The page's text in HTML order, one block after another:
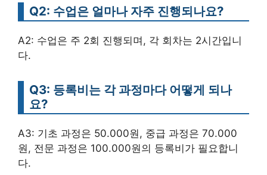
Q2: 수업은 얼마나 자주 진행되나요?
A2: 수업은 주 2회 진행되며, 각 회차는 2시간입니
다.
Q3: 등록비는 각 과정마다 어떻게 되나
요?
A3: 기초 과정은 50.000원, 중급 과정은 70.000
원, 전문 과정은 100.000원의 등록비가 필요합니
다.